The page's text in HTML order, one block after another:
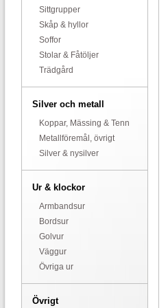
Sittgrupper
Skåp & hyllor
Soffor
Stolar & Fåtöljer
Trädgård
Silver och metall
Koppar, Mässing & Tenn
Metallföremål, övrigt
Silver & nysilver
Ur & klockor
Armbandsur
Bordsur
Golvur
Väggur
Övriga ur
Övrigt